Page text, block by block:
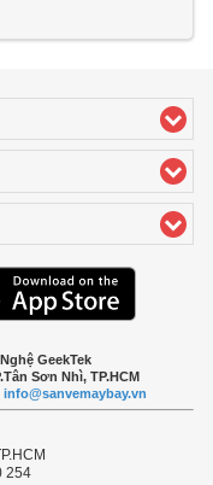
GeekTek
Sơn Nhì, TP.HCM
info@sanvemaybay.vn
254